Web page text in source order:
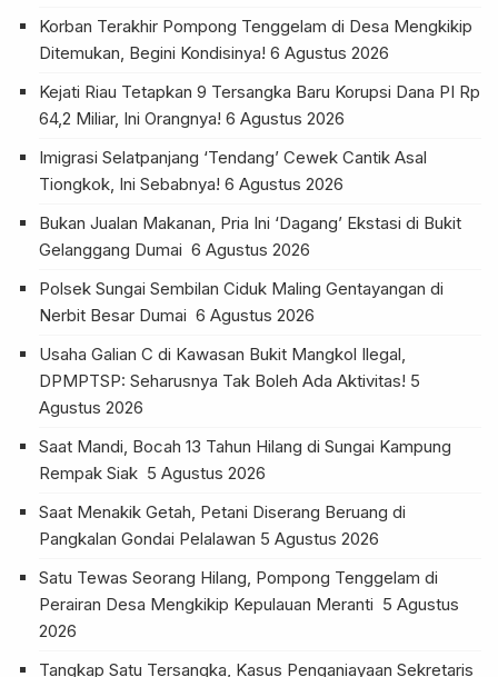
Korban Terakhir Pompong Tenggelam di Desa Mengkikip
Ditemukan, Begini Kondisinya! 6 Agustus 2026
Kejati Riau Tetapkan 9 Tersangka Baru Korupsi Dana PI Rp
64,2 Miliar, Ini Orangnya! 6 Agustus 2026
Imigrasi Selatpanjang ‘Tendang’ Cewek Cantik Asal
Tiongkok, Ini Sebabnya! 6 Agustus 2026
Bukan Jualan Makanan, Pria Ini ‘Dagang’ Ekstasi di Bukit
Gelanggang Dumai 6 Agustus 2026
Polsek Sungai Sembilan Ciduk Maling Gentayangan di
Nerbit Besar Dumai 6 Agustus 2026
Usaha Galian C di Kawasan Bukit Mangkol Ilegal,
DPMPTSP: Seharusnya Tak Boleh Ada Aktivitas! 5
Agustus 2026
Saat Mandi, Bocah 13 Tahun Hilang di Sungai Kampung
Rempak Siak 5 Agustus 2026
Saat Menakik Getah, Petani Diserang Beruang di
Pangkalan Gondai Pelalawan 5 Agustus 2026
Satu Tewas Seorang Hilang, Pompong Tenggelam di
Perairan Desa Mengkikip Kepulauan Meranti 5 Agustus
2026
Tangkap Satu Tersangka, Kasus Penganiayaan Sekretaris